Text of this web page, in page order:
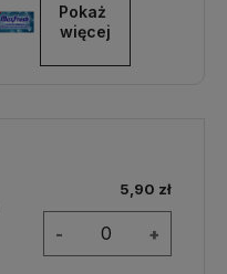
Pokaż
więcej
5,90 zł
- +